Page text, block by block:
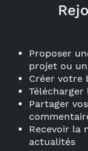
Proposer
projet ou
Créer votre
Partager
Recevoir la
actualités